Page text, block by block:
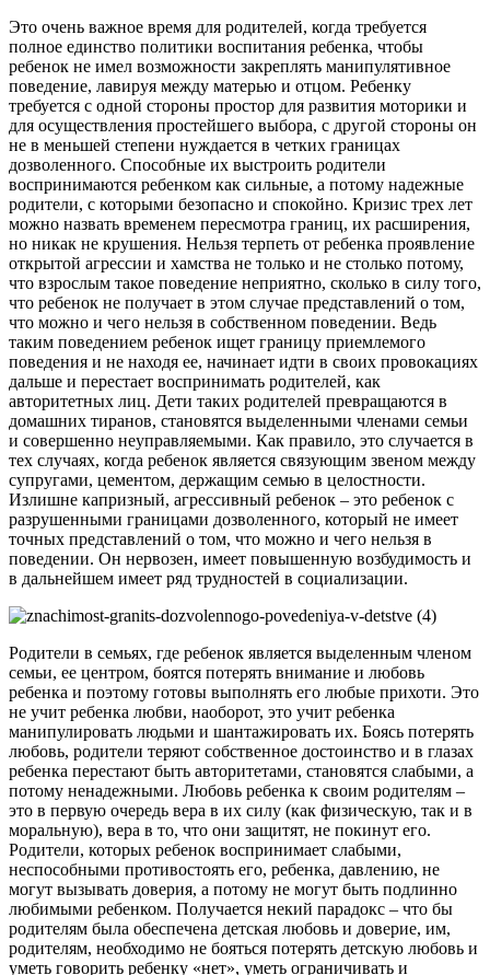
Это очень важное время для родителей, когда требуется
полное единство политики воспитания ребенка, чтобы
ребенок не имел возможности закреплять манипулятивное
поведение, лавируя между матерью и отцом. Ребенку
требуется с одной стороны простор для развития моторики и
для осуществления простейшего выбора, с другой стороны он
не в меньшей степени нуждается в четких границах
дозволенного. Способные их выстроить родители
воспринимаются ребенком как сильные, а потому надежные
родители, с которыми безопасно и спокойно. Кризис трех лет
можно назвать временем пересмотра границ, их расширения,
но никак не крушения. Нельзя терпеть от ребенка проявление
открытой агрессии и хамства не только и не столько потому,
что взрослым такое поведение неприятно, сколько в силу того,
что ребенок не получает в этом случае представлений о том,
что можно и чего нельзя в собственном поведении. Ведь
таким поведением ребенок ищет границу приемлемого
поведения и не находя ее, начинает идти в своих провокациях
дальше и перестает воспринимать родителей, как
авторитетных лиц. Дети таких родителей превращаются в
домашних тиранов, становятся выделенными членами семьи
и совершенно неуправляемыми. Как правило, это случается в
тех случаях, когда ребенок является связующим звеном между
супругами, цементом, держащим семью в целостности.
Излишне капризный, агрессивный ребенок – это ребенок с
разрушенными границами дозволенного, который не имеет
точных представлений о том, что можно и чего нельзя в
поведении. Он нервозен, имеет повышенную возбудимость и
в дальнейшем имеет ряд трудностей в социализации.
Родители в семьях, где ребенок является выделенным членом
семьи, ее центром, боятся потерять внимание и любовь
ребенка и поэтому готовы выполнять его любые прихоти. Это
не учит ребенка любви, наоборот, это учит ребенка
манипулировать людьми и шантажировать их. Боясь потерять
любовь, родители теряют собственное достоинство и в глазах
ребенка перестают быть авторитетами, становятся слабыми, а
потому ненадежными. Любовь ребенка к своим родителям –
это в первую очередь вера в их силу (как физическую, так и в
моральную), вера в то, что они защитят, не покинут его.
Родители, которых ребенок воспринимает слабыми,
неспособными противостоять его, ребенка, давлению, не
могут вызывать доверия, а потому не могут быть подлинно
любимыми ребенком. Получается некий парадокс – что бы
родителям была обеспечена детская любовь и доверие, им,
родителям, необходимо не бояться потерять детскую любовь и
уметь говорить ребенку «нет», уметь ограничивать и